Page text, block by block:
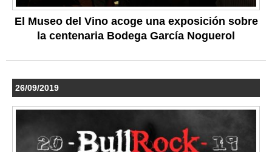
El Museo del Vino acoge una exposición sobre
la centenaria Bodega García Noguerol
26/09/2019